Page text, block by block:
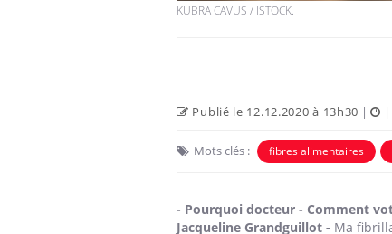
KUBRA CAVUS / ISTOCK.
Publié le 12.12.2020 à 13h30 | |
Mots clés : fibres alimentaires
- Pourquoi docteur - Comment
Jacqueline Grandguillot - Ma
Fatigue, irritabilité, brouillard mental ou